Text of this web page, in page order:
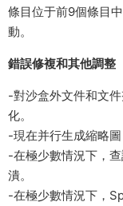
條目位于前9個條目
動。
錯誤修複和其他調整
-對沙盒外文件和文
化。
-現在并行生成縮略圖
-在極少數情況下，
潰。
-在極少數情況下，